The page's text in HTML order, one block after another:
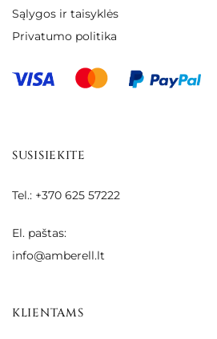
Sąlygos ir taisyklės
Privatumo politika
SUSISIEKITE
Tel.: +370 625 57222
El. paštas:
info@amberell.lt
KLIENTAMS